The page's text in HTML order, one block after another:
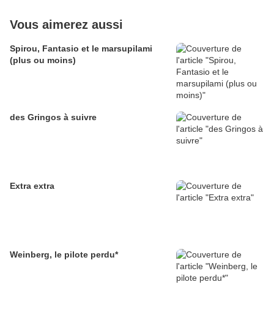
Vous aimerez aussi
Spirou, Fantasio et le marsupilami
(plus ou moins)
des Gringos à suivre
Extra extra
Weinberg, le pilote perdu*